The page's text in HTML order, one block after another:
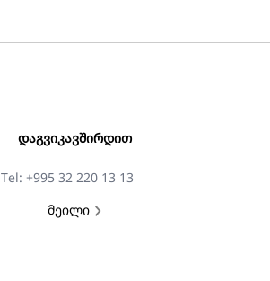
ᲓᲐᲒᲕᲘᲙᲐᲕᲨᲘᲠᲓᲘᲗ
Tel: +995 32 220 13 13
მეილი